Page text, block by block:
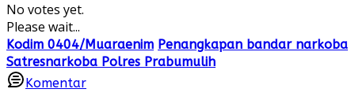
No votes yet.
Please wait...
Kodim 0404/Muaraenim Penangkapan bandar narkoba
Satresnarkoba Polres Prabumulih
Komentar